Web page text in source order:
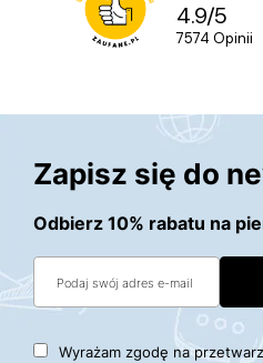
4.9/5
7574 opinii
Zapisz się do
Odbierz 10% rabatu na
Wyrażam zgodę na